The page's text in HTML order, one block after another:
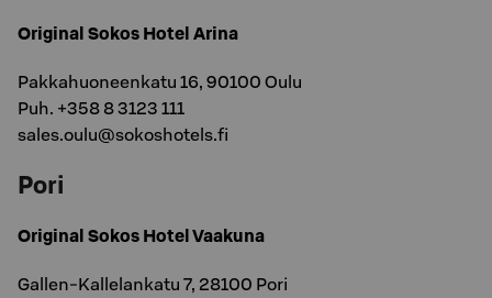
Original Sokos Hotel Arina
Pakkahuoneenkatu 16, 90100 Oulu
Puh. +358 8 3123 111
sales.oulu@sokoshotels.fi
Pori
Original Sokos Hotel Vaakuna
Gallen-Kallelankatu 7, 28100 Pori